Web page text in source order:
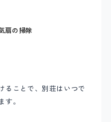
扇の掃除
ることで、別荘はいつで
。